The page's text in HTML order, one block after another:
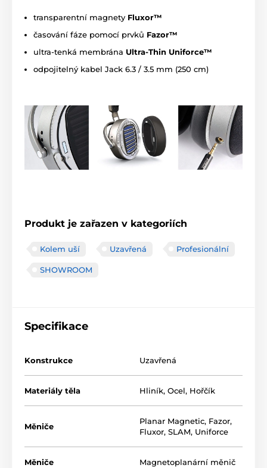
transparentní magnety Fluxor™
časování fáze pomocí prvků Fazor™
ultra-tenká membrána Ultra-Thin Uniforce™
odpojitelný kabel Jack 6.3 / 3.5 mm (250 cm)
Produkt je zařazen v kategoriích
Kolem uší Uzavřená Profesionální
SHOWROOM
Specifikace
Konstrukce Uzavřená
Materiály těla Hliník, Ocel, Hořčík
Měniče
Planar Magnetic, Fazor,
Fluxor, SLAM, Uniforce
Měniče Magnetoplanární měnič